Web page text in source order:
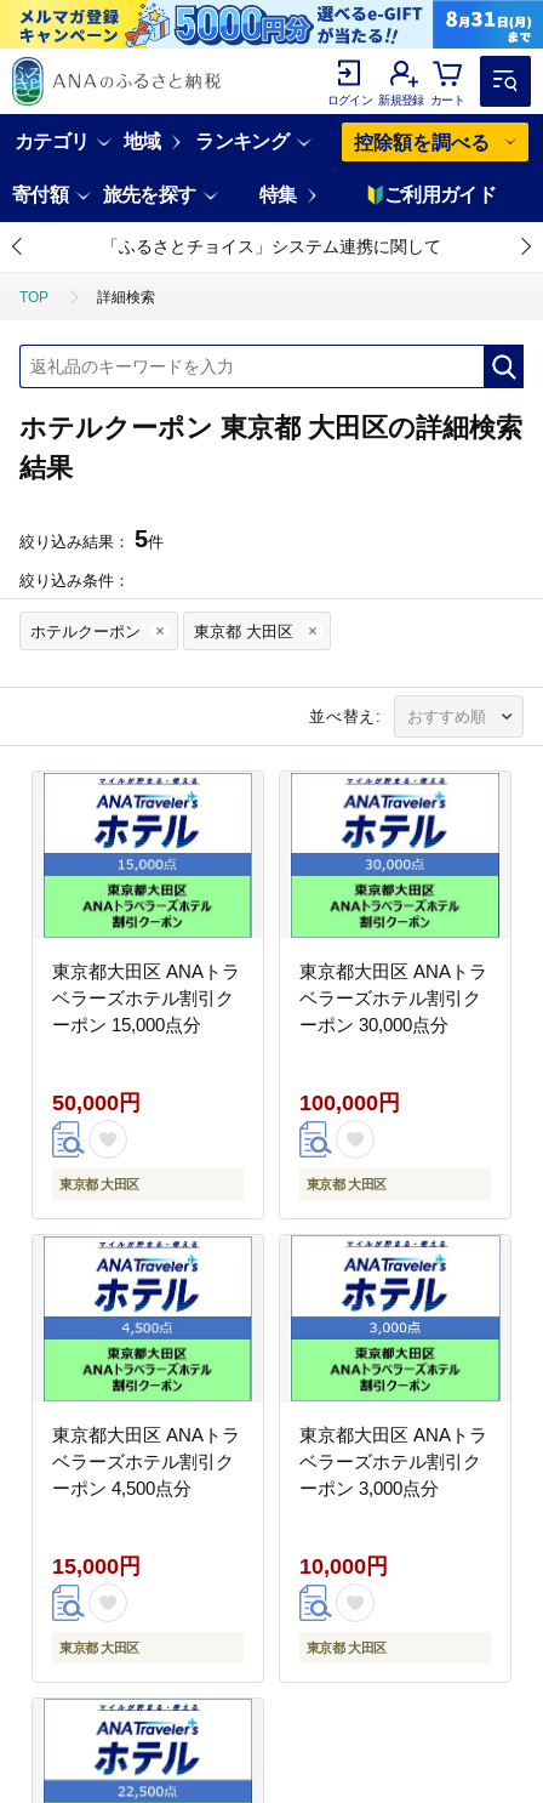
ログイン 新規登録 カート
カテゴリ 地域 ランキング 控除額を調べる
寄付額 旅先を探す 特集 ご利用ガイド
「ふるさとチョイス」システム連携に関して
TOP 詳細検索
ホテルクーポン 東京都 大田区の詳細検索
結果
絞り込み結果： 5件
絞り込み条件：
ホテルクーポン 東京都 大田区
並べ替え:
東京都大田区 ANAトラ
ベラーズホテル割引ク
ーポン 15,000点分
50,000円
東京都 大田区
東京都大田区 ANAトラ
ベラーズホテル割引ク
ーポン 30,000点分
100,000円
東京都 大田区
東京都大田区 ANAトラ
ベラーズホテル割引ク
ーポン 4,500点分
15,000円
東京都 大田区
東京都大田区 ANAトラ
ベラーズホテル割引ク
ーポン 3,000点分
10,000円
東京都 大田区